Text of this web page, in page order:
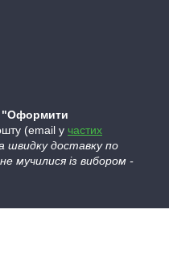
"Оформити
(email у частих
швидку доставку по
мучилися із вибором -